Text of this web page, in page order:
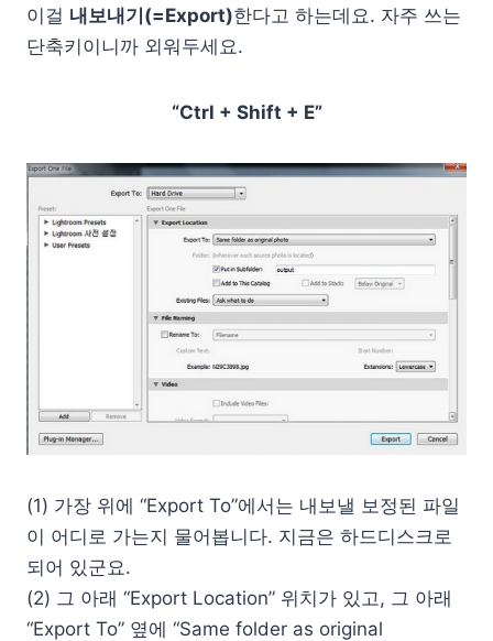
이걸 내보내기(=Export)한다고 하는데요. 자주 쓰는
단축키이니까 외워두세요.
“Ctrl + Shift + E”
(1) 가장 위에 “Export To”에서는 내보낼 보정된 파일
이 어디로 가는지 물어봅니다. 지금은 하드디스크로
되어 있군요.
(2) 그 아래 “Export Loca­tion” 위치가 있고, 그 아래
“Export To” 옆에 “Same folder as orig­i­nal